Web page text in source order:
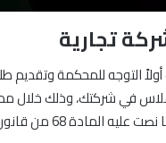
تجارية
التوجه للمحكمة وتقديم
إفلاس الشركات في الإمارات.